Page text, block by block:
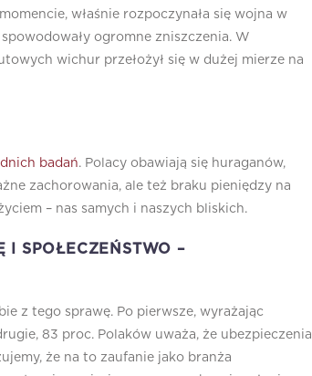
właśnie rozpoczynała się wojna w
ogromne zniszczenia. W
wichur przełożył się w dużej mierze na
badań. Polacy obawiają się huraganów,
zachorowania, ale też braku pieniędzy na
– nas samych i naszych bliskich.
I SPOŁECZEŃSTWO –
z tego sprawę. Po pierwsze, wyrażając
83 proc. Polaków uważa, że ubezpieczenia
że na to zaufanie jako branża